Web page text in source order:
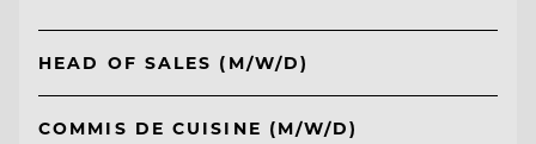
HEAD OF SALES (M/W/D)
COMMIS DE CUISINE (M/W/D)